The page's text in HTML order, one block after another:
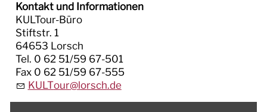
Kontakt und Informationen
KULTour-Büro
Stiftstr. 1
64653 Lorsch
Tel. 0 62 51/59 67-501
Fax 0 62 51/59 67-555
KULT
r l rsch d